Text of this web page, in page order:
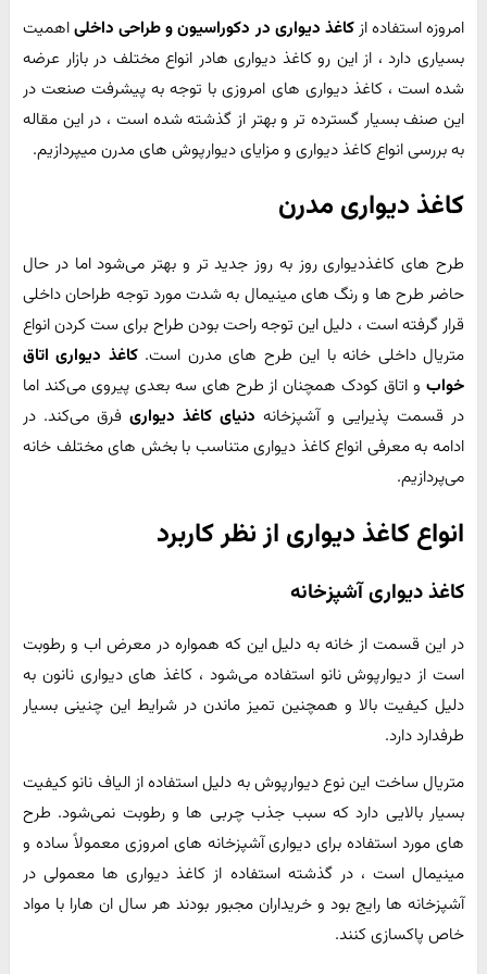
امروزه استفاده ازکاغذ دیواری در دکوراسیون و طراحی داخلیاهمیت
بسیاری دارد ، از این رو کاغذ دیواری هادر انواع مختلف در بازار عرضه
شده است ، کاغذ دیواری های امروزی با توجه به پیشرفت صنعت در
این صنف بسیار گسترده تر و بهتر از گذشته شده است ، در این مقاله
به بررسی انواع کاغذ دیواری و مزایای دیوارپوش های مدرن میپردازیم.
کاغذ دیواری مدرن
طرح های کاغذدیواری روز به روز جدید تر و بهتر می‌شود اما در حال
حاضر طرح ها و رنگ های مینیمال به شدت مورد توجه طراحان داخلی
قرار گرفته است ، دلیل این توجه راحت بودن طراح برای ست کردن انواع
متریال داخلی خانه با این طرح های مدرن است.کاغذ دیواری اتاق
خواب و اتاق کودک همچنان از طرح های سه بعدی پیروی می‌کند اما
در قسمت پذیرایی و آشپزخانه دنیای کاغذ دیواری فرق می‌کند. در
ادامه به معرفی انواع کاغذ دیواری متناسب با بخش های مختلف خانه
می‌پردازیم.
انواع کاغذ دیواری از نظر کاربرد
کاغذ دیواری آشپزخانه
در این قسمت از خانه به دلیل این که همواره در معرض اب و رطوبت
است از دیوارپوش نانو استفاده می‌شود ، کاغذ های دیواری نانون به
دلیل کیفیت بالا و همچنین تمیز ماندن در شرایط این چنینی بسیار
طرفدارد دارد.
متریال ساخت این نوع دیوارپوش به دلیل استفاده از الیاف نانو کیفیت
بسیار بالایی دارد که سبب جذب چربی ها و رطوبت نمی‌شود. طرح
های مورد استفاده برای دیواری آشپزخانه های امروزی معمولاً ساده و
مینیمال است ، در گذشته استفاده از کاغذ دیواری ها معمولی در
آشپزخانه ها رایج بود و خریداران مجبور بودند هر سال ان هارا با مواد
خاص پاکسازی کنند.